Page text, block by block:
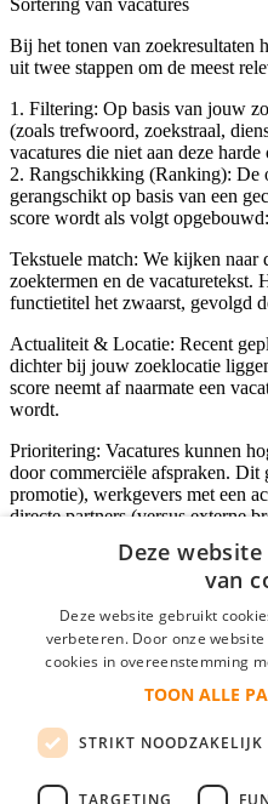
Sortering van vacatures
Bij het tonen van zoekresultaten
uit twee stappen om de meest
1. Filtering: Op basis van jouw
(zoals trefwoord, zoekstraal,
vacatures die niet aan deze
2. Rangschikking (Ranking): De
gerangschikt op basis van een
score wordt als volgt opgebouwd:
Tekstuele match: We kijken naar
zoektermen en de
functietitel het zwaarst, gevolgd
Actualiteit & Locatie: Recent
dichter bij jouw zoeklocatie
score neemt af naarmate een
wordt.
Prioritering: Vacatures kunnen
door commerciële afspraken. Dit
promotie), werkgevers met een
directe partners (versus externe
Inloggen als bedrijf
*
login gegevens onthouden
login
Deze
van
Deze website gebruikt
verbeteren. Door onze
cookies in overeenstemming
TOON ALLE
STRIKT NOODZAKELIJK
TARGETING